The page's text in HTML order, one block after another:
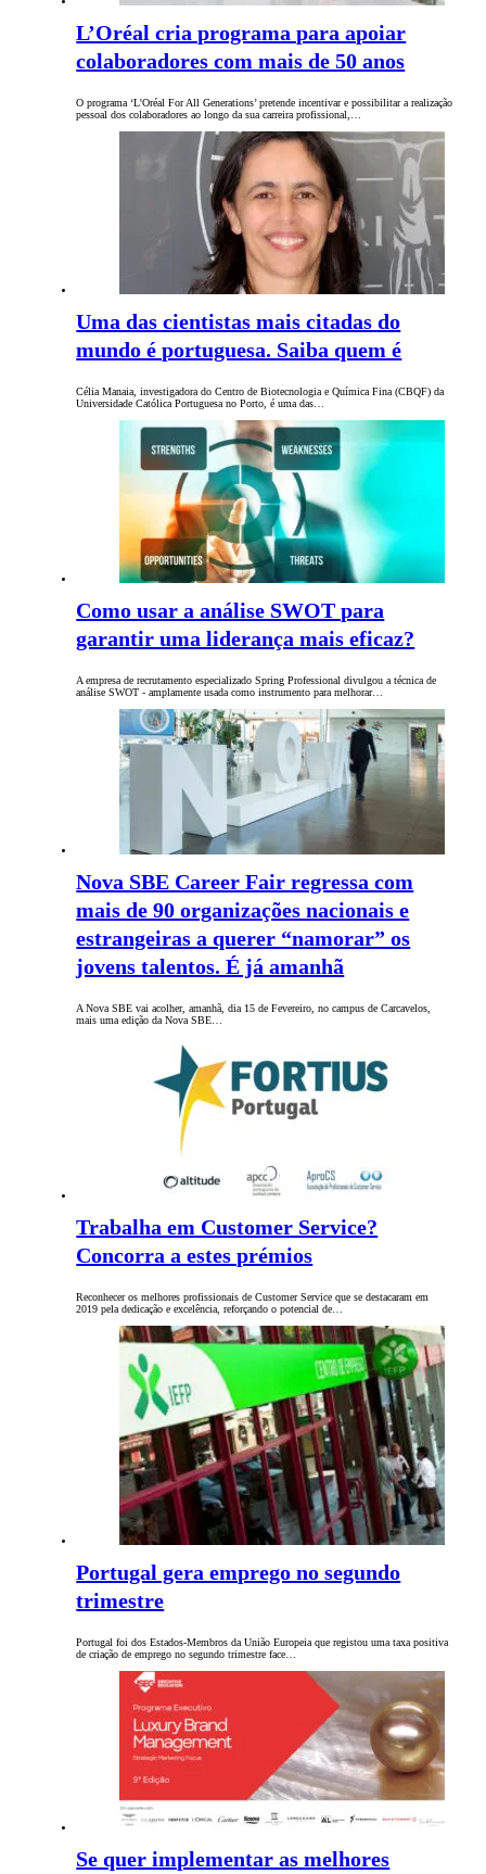
L’Oréal cria programa para apoiar
colaboradores com mais de 50 anos
O programa ‘L'Oréal For All Generations’ pretende incentivar e possibilitar a realização
pessoal dos colaboradores ao longo da sua carreira profissional,…
Uma das cientistas mais citadas do
mundo é portuguesa. Saiba quem é
Célia Manaia, investigadora do Centro de Biotecnologia e Química Fina (CBQF) da
Universidade Católica Portuguesa no Porto, é uma das…
Como usar a análise SWOT para
garantir uma liderança mais eficaz?
A empresa de recrutamento especializado Spring Professional divulgou a técnica de
análise SWOT - amplamente usada como instrumento para melhorar…
Nova SBE Career Fair regressa com
mais de 90 organizações nacionais e
estrangeiras a querer “namorar” os
jovens talentos. É já amanhã
A Nova SBE vai acolher, amanhã, dia 15 de Fevereiro, no campus de Carcavelos,
mais uma edição da Nova SBE…
Trabalha em Customer Service?
Concorra a estes prémios
Reconhecer os melhores profissionais de Customer Service que se destacaram em
2019 pela dedicação e excelência, reforçando o potencial de…
Portugal gera emprego no segundo
trimestre
Portugal foi dos Estados-Membros da União Europeia que registou uma taxa positiva
de criação de emprego no segundo trimestre face…
Se quer implementar as melhores